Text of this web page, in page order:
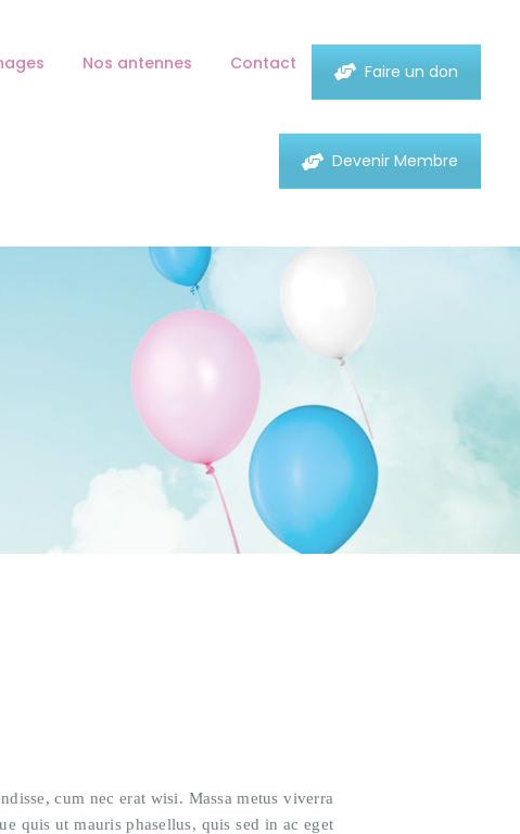
Nos antennes Contact Faire un don
Devenir Membre
cum nec erat wisi. Massa metus viverra
quis ut mauris phasellus, quis sed in ac eget